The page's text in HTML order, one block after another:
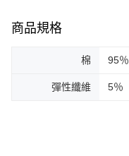
商品規格
棉 95％
彈性纖維 5％